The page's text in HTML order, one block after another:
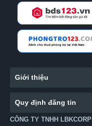
Giới thiệu
Quy định đăng tin
CÔNG TY TNHH LBKCORP